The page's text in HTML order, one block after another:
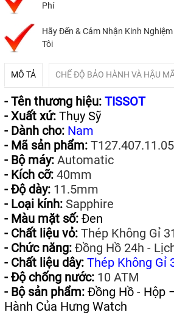
Phí
Hãy Đến & Cảm Nhận Kinh
Tôi
MÔ TẢ CHẾ ĐỘ BẢO HÀNH VÀ HẬU
- Tên thương hiệu: TISSOT
- Xuất xứ: Thụy Sỹ
- Dành cho: Nam
- Mã sản phẩm:
- Bộ máy:Automatic
- Kích cỡ:40mm
- Độ dày:11.5mm
- Loại kính:Sapphire
- Màu mặt số: Đen
- Chất liệu vỏ:Thép Không Gỉ
- Chức năng:Đồng Hồ 24h -
- Chất liệu dây: Thép Không Gỉ
- Độ chống nước:10 ATM
- Bộ sản phẩm: Đồng Hồ - Hộp
Hành Của Hưng Watch